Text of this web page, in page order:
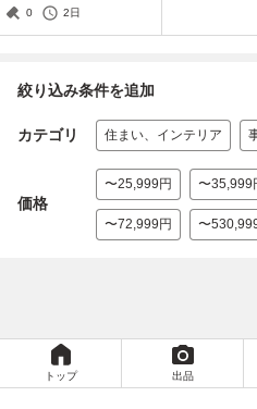
倫之 ソファセット■管理
0
2日
絞り込み条件を追加
カテゴリ 住まい、インテリア
価格
〜25,999円 〜35,999
〜72,999円 〜
トップ 出品